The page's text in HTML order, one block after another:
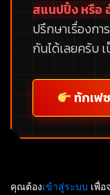
สแนปปิ้ง หรือ
ปรึกษาเรื่องกา
กันได้เลยครับ
ทักเฟ
คุณต้องเข้าสู่ระบบ เพื่